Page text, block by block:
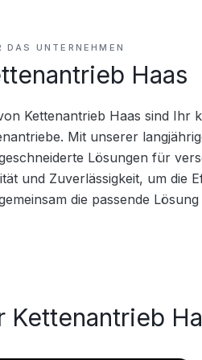
DAS UNTERNEHMEN
Haas
Kettenantrieb Haas sind Ihr
Mit unserer
Lösungen für
und Zuverlässigkeit, um die
die passende
Kettenantrieb